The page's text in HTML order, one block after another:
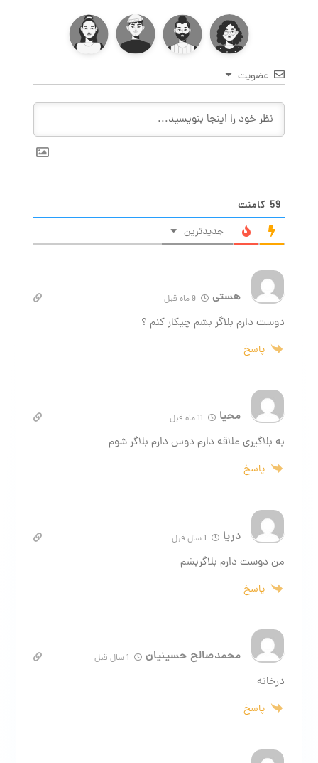
عضویت
59 کامنت
جدیدترین
هستی 9 ماه قبل
دوست دارم بلاگر بشم چیکار کنم ؟
پاسخ
محیا
به بلاگیری علاقه دارم دوس دارم بلاگر شوم
پاسخ
دریا
من دوست دارم بلاگربشم
پاسخ
محمدصالح حسینیان
درخانه
پاسخ